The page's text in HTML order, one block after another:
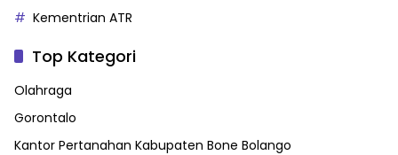
Kementrian ATR
Top Kategori
Olahraga
Gorontalo
Kantor Pertanahan Kabupaten Bone Bolango